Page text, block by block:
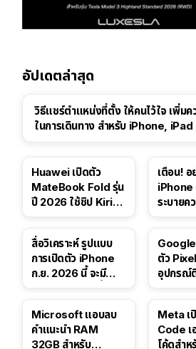
อัปเดตล่าสุด
วิธีแชร์ตำแหน่งที่ตั้ง ให้คนไว้ใจ เพิ่ม
ในการเดินทาง สำหรับ iPhone, iPad
Huawei เปิดตัว
MateBook Fold รุ่น
ปี 2026 ใช้ชิป Kirin
เตือน! อ
iPhone
ระบายค
สื่อวิเคราะห์ รูปแบบ
การเปิดตัว iPhone
ก.ย. 2026 นี้ จะมี
Google
ตัว
อุปกรณ์
Microsoft แอบลบ
คำแนะนำ RAM
32GB สำหรับ
Meta เ
Code เ
โค้ดสำ